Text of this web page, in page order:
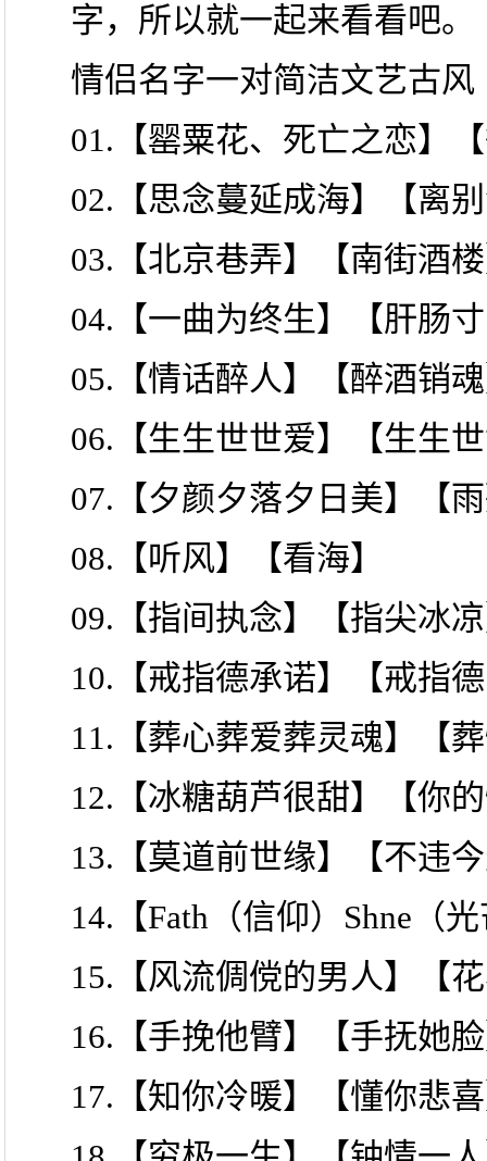
字，所以就一起来看看吧。
情侣名字一对简洁文艺古风
01.【罂粟花、死亡之恋】
02.【思念蔓延成海】【离
03.【北京巷弄】【南街酒
04.【一曲为终生】【肝肠
05.【情话醉人】【醉酒销
06.【生生世世爱】【生生
07.【夕颜夕落夕日美】【
08.【听风】【看海】
09.【指间执念】【指尖冰
10.【戒指德承诺】【戒指
11.【葬心葬爱葬灵魂】【
12.【冰糖葫芦很甜】【你
13.【莫道前世缘】【不违
14.【Fath（信仰）Shne（
15.【风流倜傥的男人】【
16.【手挽他臂】【手抚她
17.【知你冷暖】【懂你悲